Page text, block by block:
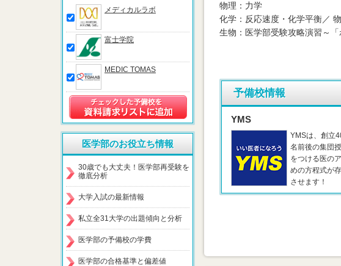
物理：力学
化学：反応速度・化学平衡／
生物：医学部受験攻略演習～
予備校情報
YMS
YMSは、創立
名前後の集団
をつける医の
めの方程式が
させます！
メディカルラボ
富士学院
MEDIC TOMAS
医学部のお役立ち情報
30歳でも大丈夫！医学部再受験を
徹底分析
大学入試の最新情報
私立全31大学の出題傾向と分析
医学部の予備校の学費
医学部の合格基準と偏差値